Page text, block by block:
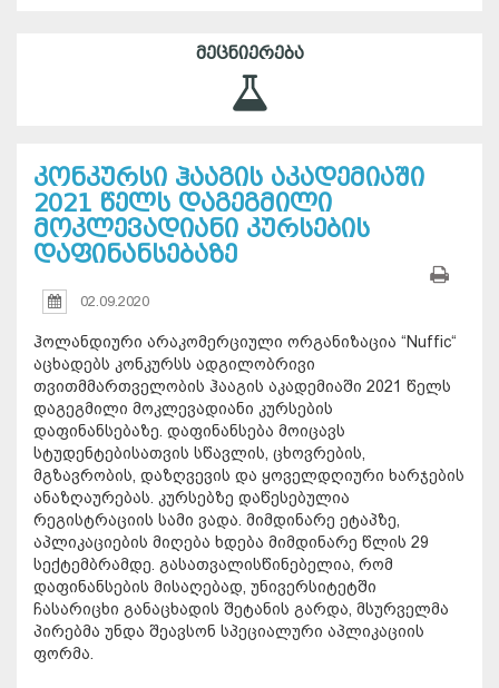
ᲛᲔᲪᲜᲘᲔᲠᲔᲑᲐ
კონკურსი ჰააგის აკადემიაში
2021 წელს დაგეგმილი
მოკლევადიანი კურსების
დაფინანსებაზე
02.09.2020
ჰოლანდიური არაკომერციული ორგანიზაცია “Nuffic“
აცხადებს კონკურსს ადგილობრივი
თვითმმართველობის ჰააგის აკადემიაში 2021 წელს
დაგეგმილი მოკლევადიანი კურსების
დაფინანსებაზე. დაფინანსება მოიცავს
სტუდენტებისათვის სწავლის, ცხოვრების,
მგზავრობის, დაზღვევის და ყოველდღიური ხარჯების
ანაზღაურებას. კურსებზე დაწესებულია
რეგისტრაციის სამი ვადა. მიმდინარე ეტაპზე,
აპლიკაციების მიღება ხდება მიმდინარე წლის 29
სექტემბრამდე. გასათვალისწინებელია, რომ
დაფინანსების მისაღებად, უნივერსიტეტში
ჩასარიცხი განაცხადის შეტანის გარდა, მსურველმა
პირებმა უნდა შეავსონ სპეციალური აპლიკაციის
ფორმა.